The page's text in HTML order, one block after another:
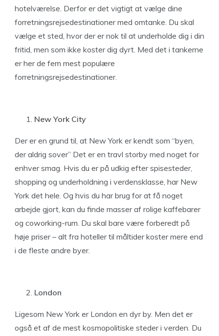
hotelværelse. Derfor er det vigtigt at vælge dine
forretningsrejsedestinationer med omtanke. Du skal
vælge et sted, hvor der er nok til at underholde dig i din
fritid, men som ikke koster dig dyrt. Med det i tankerne
er her de fem mest populære
forretningsrejsedestinationer.
New York City
Der er en grund til, at New York er kendt som “byen,
der aldrig sover” Det er en travl storby med noget for
enhver smag. Hvis du er på udkig efter spisesteder,
shopping og underholdning i verdensklasse, har New
York det hele. Og hvis du har brug for at få noget
arbejde gjort, kan du finde masser af rolige kaffebarer
og coworking-rum. Du skal bare være forberedt på
høje priser – alt fra hoteller til måltider koster mere end
i de fleste andre byer.
London
Ligesom New York er London en dyr by. Men det er
også et af de mest kosmopolitiske steder i verden. Du